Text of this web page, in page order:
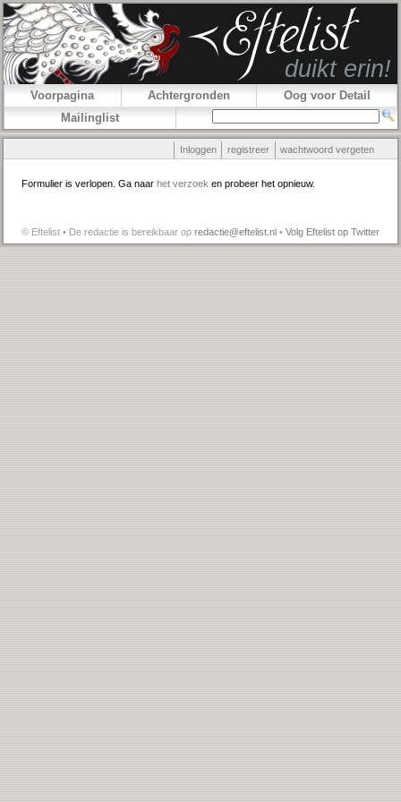
Voorpagina Achtergronden
Oog voor Detail
Mailinglist
Inloggen registreer wachtwoord vergeten
Formulier is verlopen. Ga naar het verzoek en probeer het opnieuw.
© Eftelist • De redactie is bereikbaar op redactie@eftelist.nl • Volg Eftelist op Twitter